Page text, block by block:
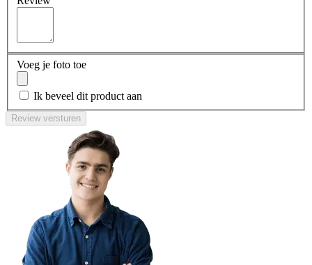
Voeg je foto toe
Ik beveel dit product aan
Review versturen